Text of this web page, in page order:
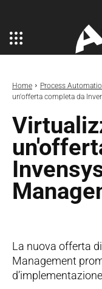
Home Process
un'offerta completa da
La nuova offerta
Management